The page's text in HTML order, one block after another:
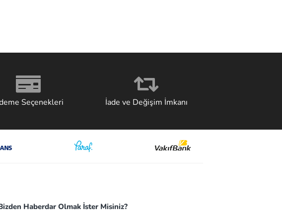
Seçenekleri İade ve Değişim İmkanı
Haberdar Olmak İster Misiniz?